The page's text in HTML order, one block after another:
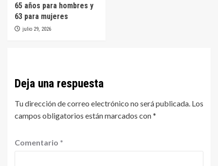
65 años para hombres y
63 para mujeres
julio 29, 2026
Deja una respuesta
Tu dirección de correo electrónico no será publicada. Los
campos obligatorios están marcados con*
Comentario *